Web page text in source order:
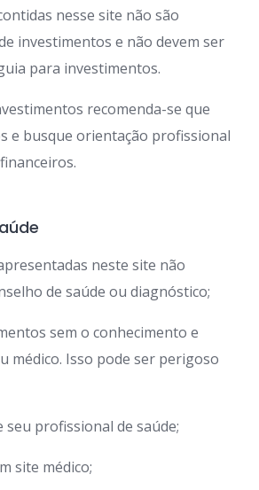
nesse site não são
investimentos e não devem ser
para investimentos.
recomenda-se que
e busque orientação profissional
neste site não
de saúde ou diagnóstico;
sem o conhecimento e
médico. Isso pode ser perigoso
seu profissional de saúde;
site médico;